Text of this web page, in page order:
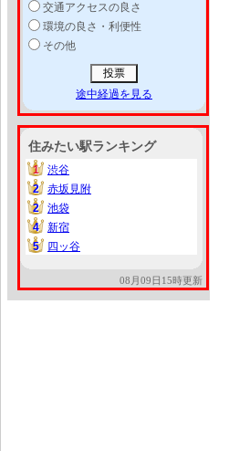
交通アクセスの良さ
環境の良さ・利便性
その他
途中経過を見る
住みたい駅ランキング
1
1
渋谷
2
2
赤坂見附
2
2
池袋
4
4
新宿
5
5 四ッ谷
08月09日15時更新